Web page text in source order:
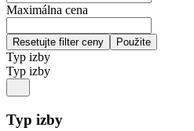
Maximálna cena
Typ izby
Typ izby
Typ izby